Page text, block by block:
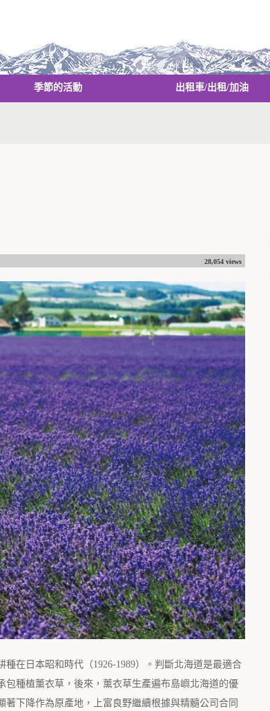
季節的活動 出租車/出租/加油
28,054 views
在日本昭和時代（1926-1989）。判斷北海道是最適合
種植薰衣草，後來，薰衣草生產遍布島嶼北海道的優
下降作為原產地，上富良野繼續根據與精髓公司合同